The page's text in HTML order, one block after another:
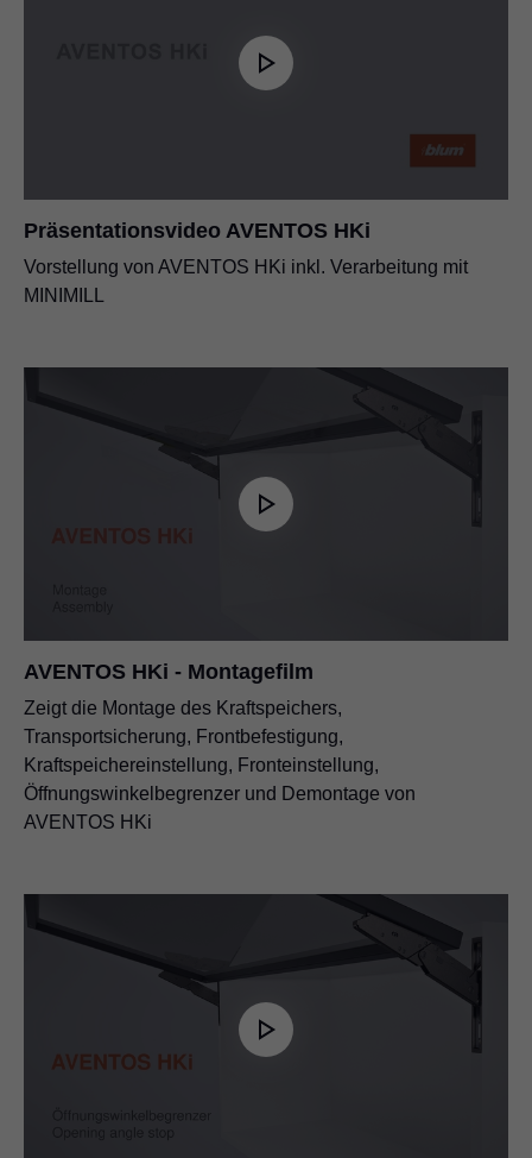
Präsentationsvideo AVENTOS HKi
Vorstellung von AVENTOS HKi inkl. Verarbeitung mit
MINIMILL
AVENTOS HKi - Montagefilm
Zeigt die Montage des Kraftspeichers,
Transportsicherung, Frontbefestigung,
Kraftspeichereinstellung, Fronteinstellung,
Öffnungswinkelbegrenzer und Demontage von
AVENTOS HKi